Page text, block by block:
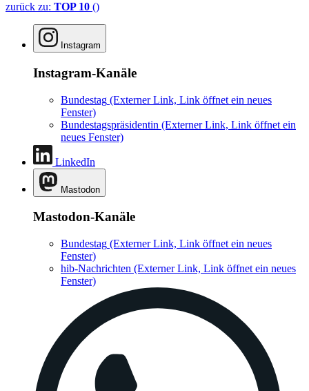
zurück zu: TOP 10 ()
Instagram
Instagram-Kanäle
Bundestag (Externer Link, Link öffnet ein neues
Fenster)
Bundestagspräsidentin (Externer Link, Link öffnet ein
neues Fenster)
LinkedIn
Mastodon
Mastodon-Kanäle
Bundestag (Externer Link, Link öffnet ein neues
Fenster)
hib-Nachrichten (Externer Link, Link öffnet ein neues
Fenster)